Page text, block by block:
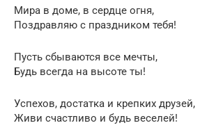
Мира в доме, в сердце огня,
Поздравляю с праздником тебя!
Пусть сбываются все мечты,
Будь всегда на высоте ты!
Успехов, достатка и крепких друзей,
Живи счастливо и будь веселей!